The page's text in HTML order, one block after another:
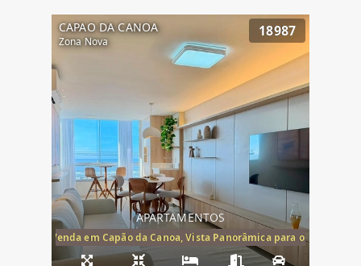
CAPAO DA CANOA
Zona Nova
18987
APARTAMENTOS
Mar à Venda em Capão da Canoa, Vista Panorâmica para o Mar, 2